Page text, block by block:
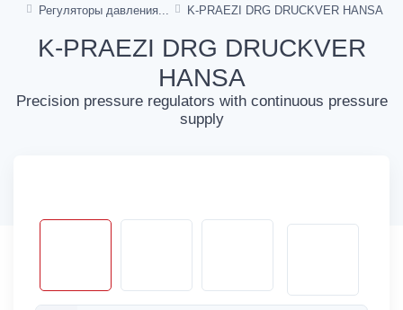
Регуляторы давления
K-PRAEZI DRG DRUCKVER HANSA
K-PRAEZI DRG DRUCKVER
HANSA
Precision pressure regulators with continuous pressure
supply